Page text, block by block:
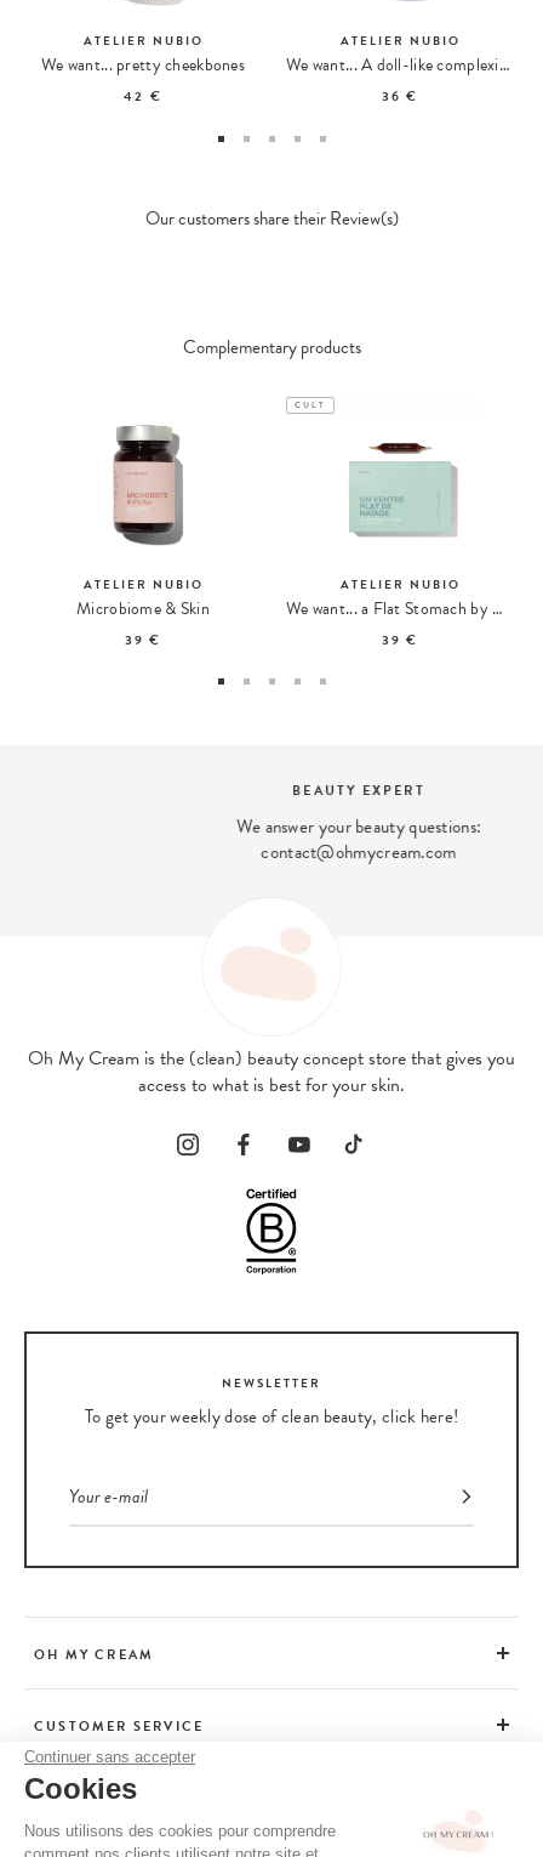
Continuer sans accepter
Cookies
Nous utilisons des cookies pour comprendre
ATELIER NUBIO
We want... pretty cheekbones
42 €
ATELIER NUBIO
We want... A doll-like complexion
36 €
Our customers share their Review(s)
Complementary products
ATELIER NUBIO
Microbiome & Skin
39 €
CULT
ATELIER NUBIO
We want... a Flat Stomach by Naïade
39 €
BEAUTY EXPERT
We answer your beauty questions:
contact@ohmycream.com
Oh My Cream is the (clean) beauty concept store that gives you
access to what is best for your skin.
NEWSLETTER
To get your weekly dose of clean beauty, click here!
OH MY CREAM
CUSTOMER SERVICE
ADVICE